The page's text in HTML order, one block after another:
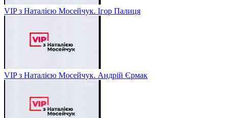
VIP з Наталією Мосейчук. Ігор Палиця
VIP з Наталією Мосейчук. Андрій Єрмак